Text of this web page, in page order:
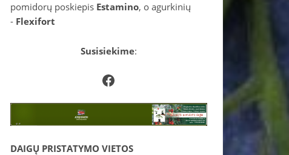
pomidorų poskiepis Estamino, o agurkinių
- Flexifort
Susisiekime:
Facebook
DAIGŲ PRISTATYMO VIETOS